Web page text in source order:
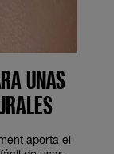
UNAS
aporta el